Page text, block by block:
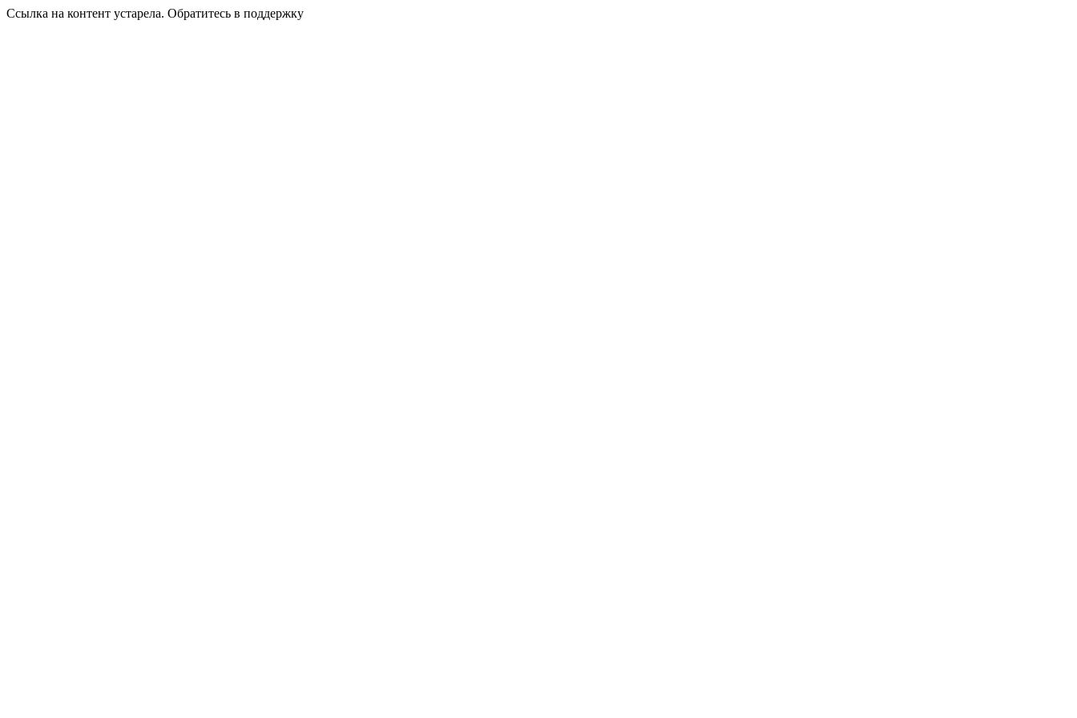
Ссылка на контент устарела. Обратитесь в поддержку